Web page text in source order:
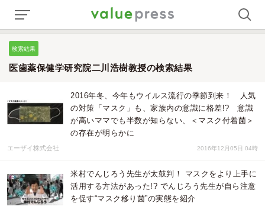
検索結果
医歯薬保健学研究院二川浩樹教授の検索結果
2016年冬、今年もウイルス流行の季節到来！ 人気
の対策「マスク」も、家族内の意識に格差!? 意識
が高いママでも半数が知らない、＜マスク付着菌＞
の存在が明らかに
エーザイ株式会社 2016年12月05日 04時
米村でんじろう先生が太鼓判！ マスクをより上手に
活用する方法があった!? でんじろう先生が自ら注意
を促す“マスク移り菌”の実態を紹介